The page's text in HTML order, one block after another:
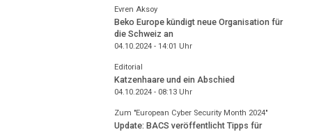
Evren Aksoy
Beko Europe kündigt neue Organisation für
die Schweiz an
04.10.2024 - 14:01 Uhr
Editorial
Katzenhaare und ein Abschied
04.10.2024 - 08:13Uhr
Zum "European Cyber Security Month 2024"
Update: BACS veröffentlicht Tipps für